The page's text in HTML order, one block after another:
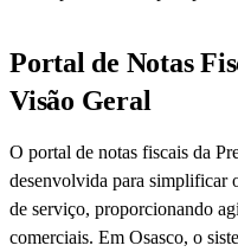
Portal de Notas
Visão Geral
O portal de notas fiscais da
desenvolvida para simplificar
de serviço, proporcionando
comerciais. Em Osasco, o